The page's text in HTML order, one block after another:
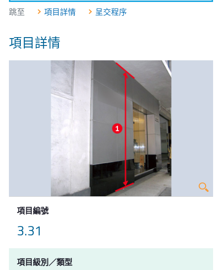
跳至 項目詳情 呈交程序
項目詳情
項目編號
3.31
項目級別／類型